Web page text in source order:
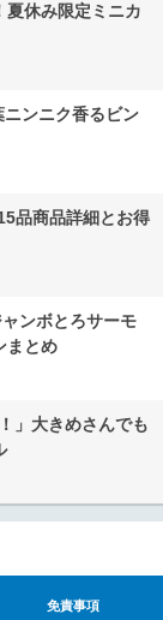
休み限定ミニカ
ンニク香るビン
品商品詳細とお得
ンボとろサーモ
まとめ
」大きめさんでも
免責事項